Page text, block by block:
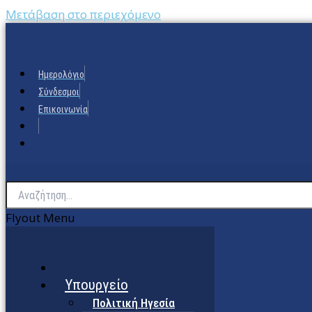
Μετάβαση στο περιεχόμενο
Ημερολόγιο
Σύνδεσμοι
Επικοινωνία
Flyout Menu
Υπουργείο
Πολιτική Ηγεσία